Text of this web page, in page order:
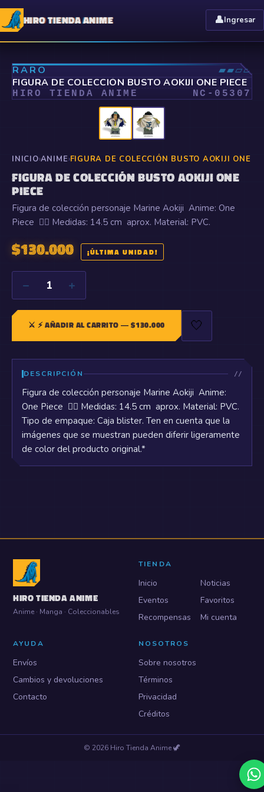
HIRO TIENDA ANIME 👤Ingresar
RARO ▰▰▱▱
⤢
FIGURA DE COLECCIÓN BUSTO AOKIJI ONE PIECE
HIRO TIENDA ANIME NC- 05307
INICIO›ANIME›FIGURA DE COLECCIÓN BUSTO AOKIJI ONE
FIGURA DE COLECCIÓN BUSTO AOKIJI ONE
PIECE
Figura de colección personaje Marine Aokiji Anime: One
Piece 🏴‍☠️ Medidas: 14.5 cm aprox. Material: PVC.
$130.000 ¡ÚLTIMA UNIDAD!
− 1 +
⚔️⚡ AÑADIR AL CARRITO — $130.000 🤍
DESCRIPCIÓN
Figura de colección personaje Marine Aokiji Anime:
One Piece 🏴‍☠️ Medidas: 14.5 cm aprox. Material: PVC.
Tipo de empaque: Caja blister. Ten en cuenta que la
imágenes que se muestran pueden diferir ligeramente
de color del producto original.*
HIRO TIENDA ANIME
Anime · Manga · Coleccionables
TIENDA
Inicio
Noticias
Eventos
Favoritos
Recompensas
Mi cuenta
AYUDA
Envíos
Cambios y devoluciones
Contacto
NOSOTROS
Sobre nosotros
Términos
Privacidad
Créditos
© 2026 Hiro Tienda Anime🦖